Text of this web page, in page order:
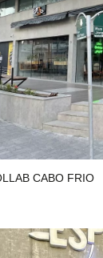
CABO FRIO